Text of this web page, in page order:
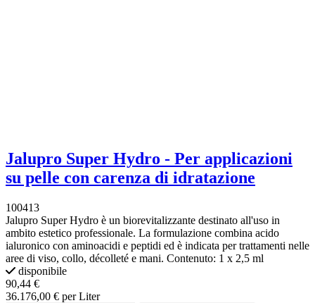
Jalupro Super Hydro - Per applicazioni
su pelle con carenza di idratazione
100413
Jalupro Super Hydro è un biorevitalizzante destinato all'uso in
ambito estetico professionale. La formulazione combina acido
ialuronico con aminoacidi e peptidi ed è indicata per trattamenti nelle
aree di viso, collo, décolleté e mani. Contenuto: 1 x 2,5 ml
disponibile
90,44 €
36.176,00 € per Liter